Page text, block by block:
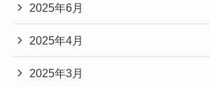
2025年6月
2025年4月
2025年3月